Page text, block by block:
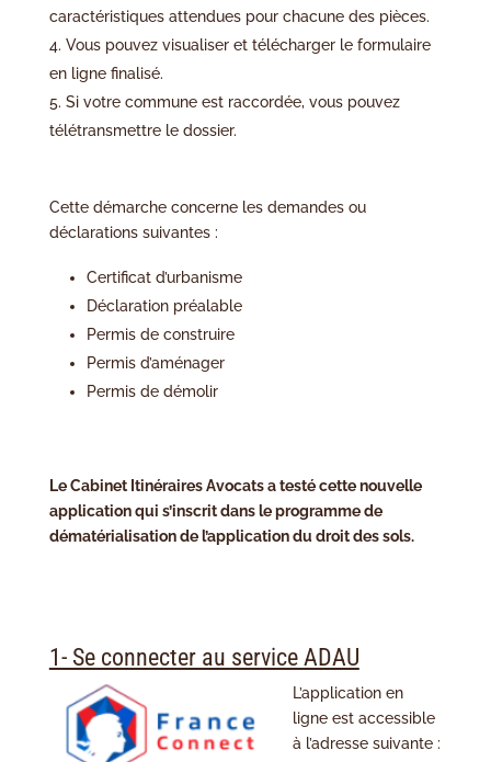
caractéristiques attendues pour chacune des pièces.
Vous pouvez visualiser et télécharger le formulaire
en ligne finalisé.
Si votre commune est raccordée, vous pouvez
télétransmettre le dossier.
Cette démarche concerne les demandes ou
déclarations suivantes :
Certificat d’urbanisme
Déclaration préalable
Permis de construire
Permis d’aménager
Permis de démolir
Le Cabinet Itinéraires Avocats a testé cette nouvelle
application qui s’inscrit dans le programme de
dématérialisation de l’application du droit des sols.
1- Se connecter au service ADAU
L’application en
ligne est accessible
à l’adresse suivante :